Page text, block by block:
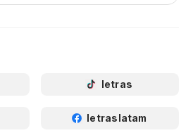
letras
letraslatam